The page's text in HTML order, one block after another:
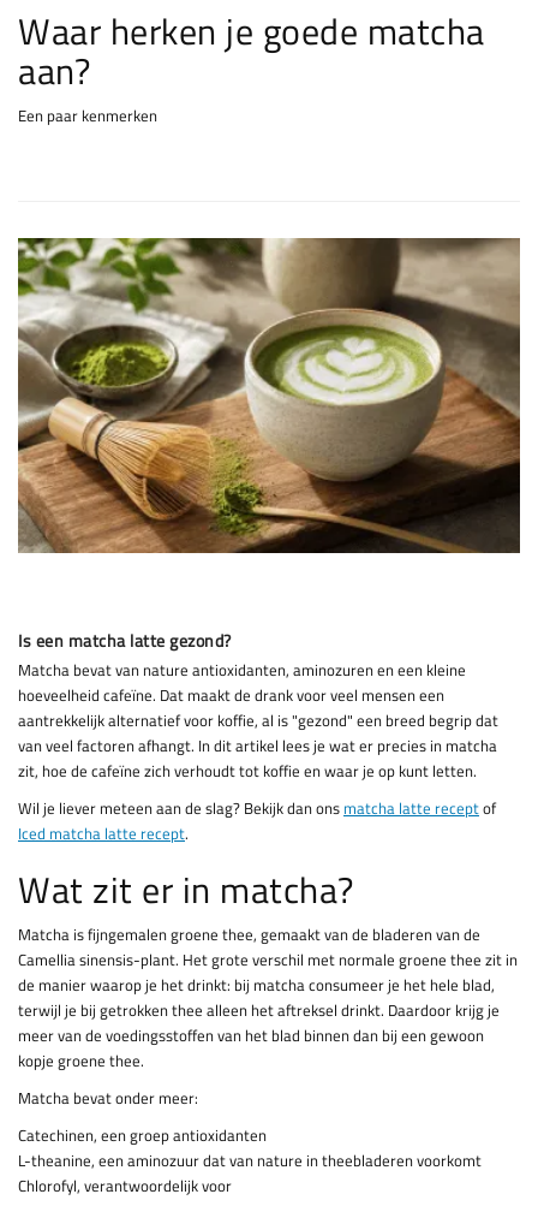
Waar herken je goede matcha
aan?
Een paar kenmerken
Is een matcha latte gezond?
Matcha bevat van nature antioxidanten, aminozuren en een kleine
hoeveelheid cafeïne. Dat maakt de drank voor veel mensen een
aantrekkelijk alternatief voor koffie, al is "gezond" een breed begrip dat
van veel factoren afhangt. In dit artikel lees je wat er precies in matcha
zit, hoe de cafeïne zich verhoudt tot koffie en waar je op kunt letten.
Wil je liever meteen aan de slag? Bekijk dan ons matcha latte receptof
Iced matcha latte recept.
Wat zit er in matcha?
Matcha is fijngemalen groene thee, gemaakt van de bladeren van de
Camellia sinensis-plant. Het grote verschil met normale groene thee zit in
de manier waarop je het drinkt: bij matcha consumeer je het hele blad,
terwijl je bij getrokken thee alleen het aftreksel drinkt. Daardoor krijg je
meer van de voedingsstoffen van het blad binnen dan bij een gewoon
kopje groene thee.
Matcha bevat onder meer:
Catechinen, een groep antioxidanten
L-theanine, een aminozuur dat van nature in theebladeren voorkomt
Chlorofyl, verantwoordelijk voor